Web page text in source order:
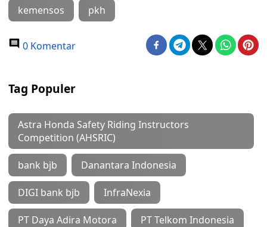
kemensos pkh
0 Komentar
Tag Populer
Astra Honda Safety Riding Instructors
Competition (AHSRIC)
bank bjb Danantara Indonesia
DIGI bank bjb InfraNexia
PT Daya Adira Motora PT Telkom Indonesia